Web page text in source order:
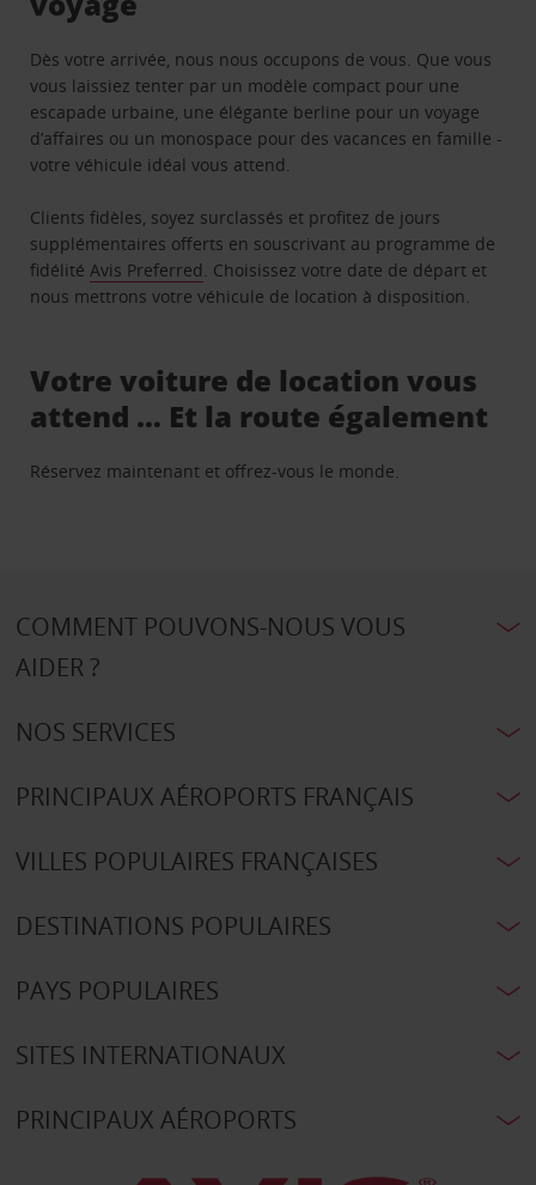
Dès votre arrivée, nous nous occupons de vous. Que vous
vous laissiez tenter par un modèle compact pour une
escapade urbaine, une élégante berline pour un voyage
d’affaires ou un monospace pour des vacances en famille -
votre véhicule idéal vous attend.
Clients fidèles, soyez surclassés et profitez de jours
supplémentaires offerts en souscrivant au programme de
fidélitéAvis Preferred. Choisissez votre date de départ et
nous mettrons votre véhicule de location à disposition.
Votre voiture de location vous
attend … Et la route également
Réservez maintenant et offrez-vous le monde.
COMMENT POUVONS-NOUS VOUS
AIDER ?
NOS SERVICES
PRINCIPAUX AÉROPORTS FRANÇAIS
VILLES POPULAIRES FRANÇAISES
DESTINATIONS POPULAIRES
PAYS POPULAIRES
SITES INTERNATIONAUX
PRINCIPAUX AÉROPORTS